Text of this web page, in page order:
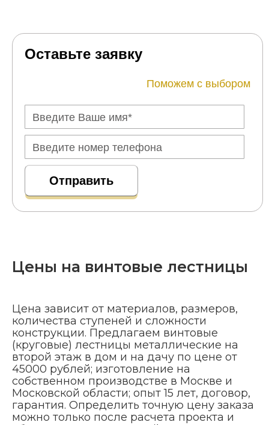
Оставьте заявку
Поможем с выбором
Цены на винтовые лестницы
Цена зависит от материалов, размеров,
количества ступеней и сложности
конструкции. Предлагаем винтовые
(круговые) лестницы металлические на
второй этаж в дом и на дачу по цене от
45000 рублей; изготовление на
собственном производстве в Москве и
Московской области; опыт 15 лет, договор,
гарантия. Определить точную цену заказа
можно только после расчета проекта и